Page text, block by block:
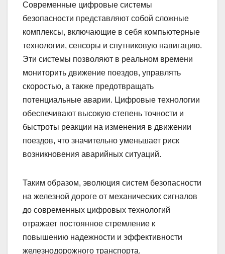
Современные цифровые системы
безопасности представляют собой сложные
комплексы, включающие в себя компьютерные
технологии, сенсоры и спутниковую навигацию.
Эти системы позволяют в реальном времени
мониторить движение поездов, управлять
скоростью, а также предотвращать
потенциальные аварии. Цифровые технологии
обеспечивают высокую степень точности и
быстроты реакции на изменения в движении
поездов, что значительно уменьшает риск
возникновения аварийных ситуаций.
Таким образом, эволюция систем безопасности
на железной дороге от механических сигналов
до современных цифровых технологий
отражает постоянное стремление к
повышению надежности и эффективности
железнодорожного транспорта.